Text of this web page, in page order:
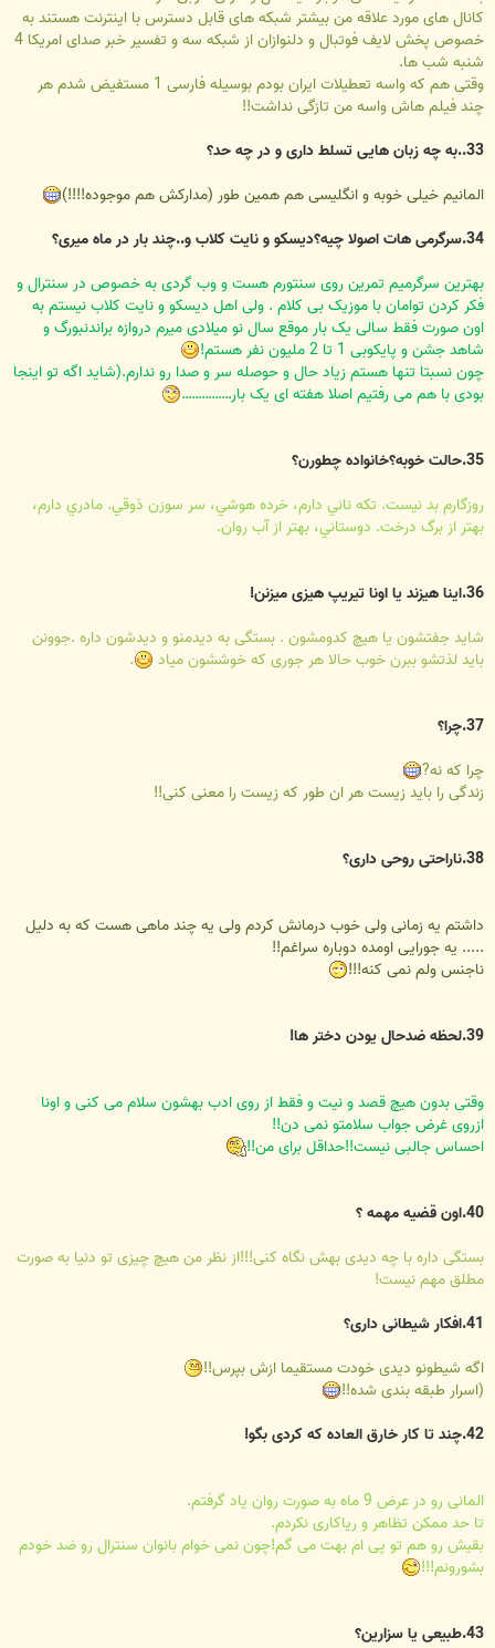
کانال های مورد علاقه من بیشتر شبکه های قابل دسترس با اینترنت هستند به
خصوص پخش لایف فوتبال و دلنوازان از شبکه سه و تفسیر خبر صدای امریکا 4
شنبه شب ها.
وقتی هم که واسه تعطیلات ایران بودم بوسیله فارسی 1 مستفیض شدم هر
چند فیلم هاش واسه من تازگی نداشت!!
33..به چه زبان هایی تسلط داری و در چه حد؟
المانیم خیلی خوبه و انگلیسی هم همین طور (مدارکش هم موجوده!!!!)
34.سرگرمی هات اصولا چیه؟دیسکو و نایت کلاب و..چند بار در ماه میری؟
بهترین سرگرمیم تمرین روی سنتورم هست و وب گردی به خصوص در سنترال و
فکر کردن توامان با موزیک بی کلام . ولی اهل دیسکو و نایت کلاب نیستم به
اون صورت فقط سالی یک بار موقع سال نو میلادی میرم دروازه براندنبورگ و
شاهد جشن و پایکوبی 1 تا 2 ملیون نفر هستم!
چون نسبتا تنها هستم زیاد حال و حوصله سر و صدا رو ندارم.(شاید اگه تو اینجا
بودی با هم می رفتیم اصلا هفته ای یک بار……………
35.حالت خوبه؟خانواده چطورن؟
روزگارم بد نيست. تکه ناني دارم، خرده هوشي، سر سوزن ذوقي. مادري دارم،
بهتر از برگ درخت. دوستاني، بهتر از آب روان.
36.اینا هیزند یا اونا تیریپ هیزی میزنن!
شاید جفتشون یا هیچ کدومشون . بستگی به دیدمنو و دیدشون داره .جوونن
باید لذتشو ببرن خوب حالا هر جوری که خوششون میاد
.
37.چرا؟
چرا که نه?
زندگی را باید زیست هر ان طور که زیست را معنی کنی!!
38.ناراحتی روحی داری؟
داشتم یه زمانی ولی خوب درمانش کردم ولی یه چند ماهی هست که به دلیل
..... یه جورایی اومده دوباره سراغم!!
ناجنس ولم نمی کنه!!!
39.لحظه ضدحال یودن دختر ها!
وقتی بدون هیچ قصد و نیت و فقط از روی ادب بهشون سلام می کنی و اونا
ازروی غرض جواب سلامتو نمی دن!!
احساس جالبی نیست!!حداقل برای من!!
40.اون قضیه مهمه ؟
بستگی داره با چه دیدی بهش نگاه کنی!!!از نظر من هیچ چیزی تو دنیا به صورت
مطلق مهم نیست!
41.افکار شیطانی داری؟
اگه شیطونو دیدی خودت مستقیما ازش بپرس!!
(اسرار طبقه بندی شده!!
42.چند تا کار خارق العاده که کردی بگو!
المانی رو در عرض 9 ماه به صورت روان یاد گرفتم.
تا حد ممکن تظاهر و ریاکاری نکردم.
بقیش رو هم تو پی ام بهت می گم!چون نمی خوام بانوان سنترال رو ضد خودم
بشورونم!!!
43.طبیعی یا سزارین؟